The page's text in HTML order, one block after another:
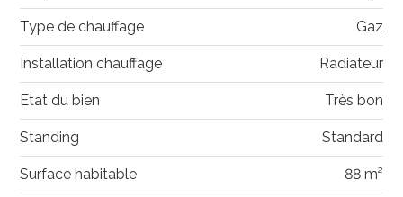
Type de chauffage Gaz
Installation chauffage Radiateur
Etat du bien Très bon
Standing Standard
Surface habitable 88 m²